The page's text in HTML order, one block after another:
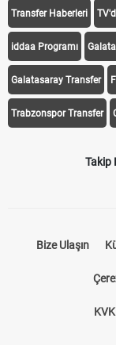
iddaa Canlı Skor
Transfer Haberleri
iddaa Programı
Galatasaray Transfer